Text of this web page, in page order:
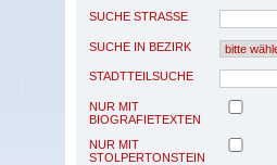
SUCHE STRASSE
SUCHE IN BEZIRK
STADTTEILSUCHE
NUR MIT
BIOGRAFIETEXTEN
NUR MIT
STOLPERTONSTEIN